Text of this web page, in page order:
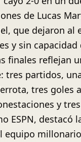
de Lucas
que dejaron al
y sin capacidad
finales reflejan
tres partidos,
tres goles
y
ESPN, destacó
equipo